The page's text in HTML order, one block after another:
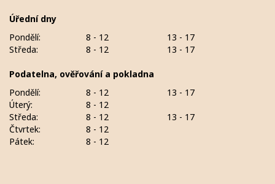
Úřední dny
Pondělí:
8 - 12
13 - 17
Středa:
8 - 12 13 - 17
Podatelna, ověřování a pokladna
Pondělí:
8 - 12
13 - 17
Úterý:
8 - 12
Středa:
8 - 12
13 - 17
Čtvrtek:
8 - 12
Pátek:
8 - 12